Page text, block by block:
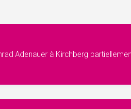
Adenauer à Kirchberg